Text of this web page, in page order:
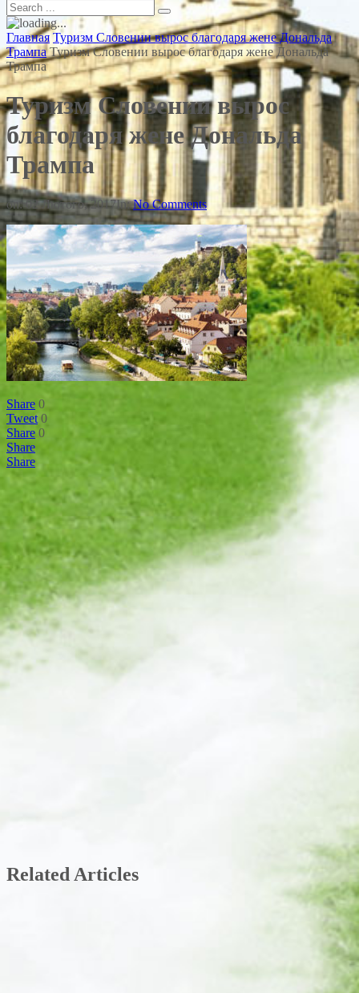
Главная Туризм Словении вырос благодаря жене Дональда
Трампа Туризм Словении вырос благодаря жене Дональда
Трампа
Туризм Словении вырос
благодаря жене Дональда
Трампа
on:02 Лютого, 2017In:No Comments
Share 0
Tweet 0
Share 0
Share
Share
Related Articles